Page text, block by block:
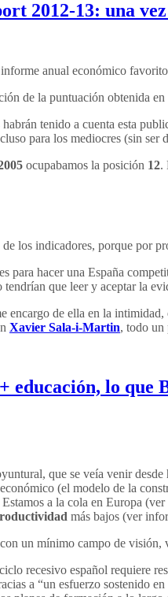
2012-13: una
anual económico
de la puntuación obtenida
tenido a cuenta esta
para los mediocres (sin
ocupabamos la posición 12.
los indicadores, porque por
para hacer una España
tendrían que leer y aceptar la
encargo de ella en la
Xavier Sala-i-Martin, todo un
lo que
que se veía venir
(el modelo de la
a la cola en Europa
más bajos (ver
un mínimo campo de visión,
recesivo español requiere
a “un esfuerzo sostenido